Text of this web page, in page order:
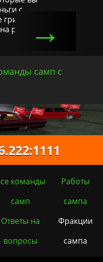
с
вы
руки.
→
самп с
команды
самп
Ответы на
вопросы
Работы
сампа
Фракции
сампа